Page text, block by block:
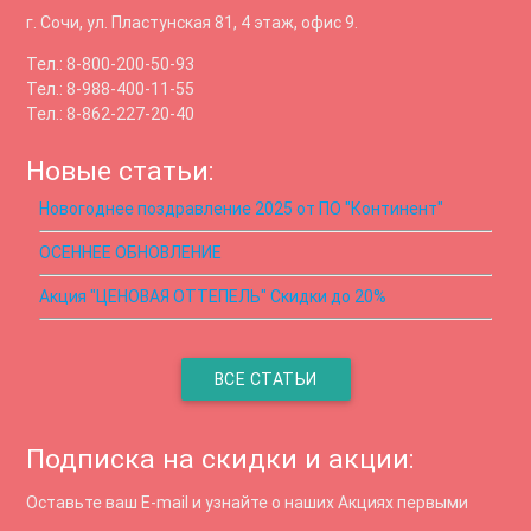
г. Сочи, ул. Пластунская 81, 4 этаж, офис 9.
Тел.: 8-800-200-50-93
Тел.: 8-988-400-11-55
Тел.: 8-862-227-20-40
Новые статьи:
Новогоднее поздравление 2025 от ПО "Континент"
ОСЕННЕЕ ОБНОВЛЕНИЕ
Акция "ЦЕНОВАЯ ОТТЕПЕЛЬ" Скидки до 20%
ВСЕ СТАТЬИ
Подписка на скидки и акции:
Оставьте ваш E-mail и узнайте о наших Акциях первыми